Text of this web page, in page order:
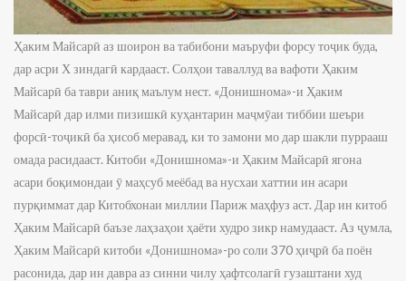
Ҳаким Майсарӣ аз шоирон ва табибони маъруфи форсу тоҷик буда,
дар асри Х зиндагӣ кардааст. Солҳои таваллуд ва вафоти Ҳаким
Майсарӣ ба таври аниқ маълум нест. «Донишнома»-и Ҳаким
Майсарӣ дар илми пизишкӣ куҳантарин маҷмӯаи тиббии шеъри
форсӣ-тоҷикӣ ба ҳисоб меравад, ки то замони мо дар шакли пуррааш
омада расидааст. Китоби «Донишнома»-и Ҳаким Майсарӣ ягона
асари боқимондаи ӯ маҳсуб меёбад ва нусхаи хаттии ин асари
пурқиммат дар Китобхонаи миллии Париж маҳфуз аст. Дар ин китоб
Ҳаким Майсарӣ баъзе лаҳзаҳои ҳаёти худро зикр намудааст. Аз ҷумла,
Ҳаким Майсарӣ китоби «Донишнома»-ро соли 370 ҳиҷрӣ ба поён
расонида, дар ин давра аз синни чилу ҳафтсолагӣ гузаштани худ